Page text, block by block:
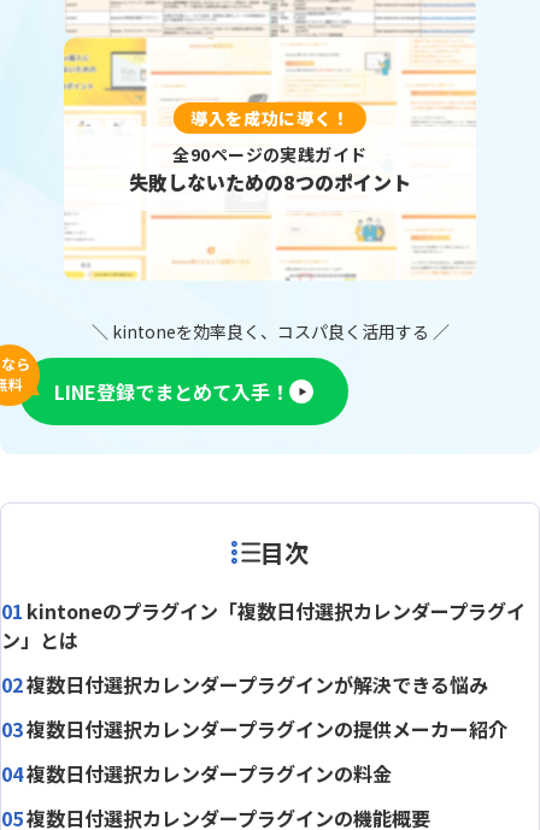
導入を成功に導く！
全90ページの実践ガイド
失敗しないための8つのポイント
＼ kintoneを効率良く、コスパ良く活用する ／
ら
料
LINE登録でまとめて入手！
目次
kintoneのプラグイン「複数日付選択カレンダープラグイ
ン」とは
複数日付選択カレンダープラグインが解決できる悩み
複数日付選択カレンダープラグインの提供メーカー紹介
複数日付選択カレンダープラグインの料金
複数日付選択カレンダープラグインの機能概要